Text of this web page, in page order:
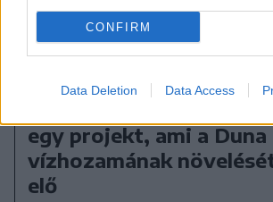
CONFIRM
Data Deletion Data Access
2026. augusztus 06., csütörtök
Bolojan szerint négy
egy projekt, ami a Duna
vízhozamának
elő